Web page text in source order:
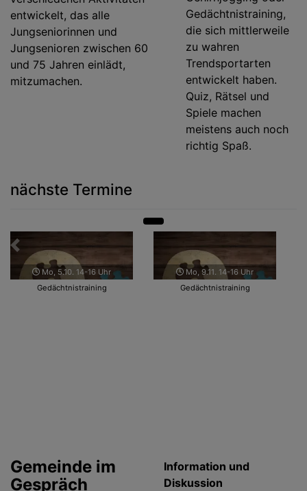
entwickelt, das alle
Jungseniorinnen und
Jungsenioren zwischen 60
und 75 Jahren einlädt,
mitzumachen.
Gedächtnistraining,
die sich mittlerweile
zu wahren
Trendsportarten
entwickelt haben.
Quiz, Rätsel und
Spiele machen
meistens auch noch
richtig Spaß.
nächste Termine
Mo, 5.10. 14-16 Uhr
Gedächtnistraining
Mo, 9.11. 14-16 Uhr
Gedächtnistraining
Zurück
Gemeinde im
Gespräch
Information und
Diskussion